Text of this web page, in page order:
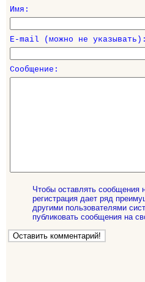
Имя:
E-mail (можно не указывать):
Сообщение:
Чтобы оставлять сообщения
регистрация дает ряд
другими пользователями
публиковать сообщения на